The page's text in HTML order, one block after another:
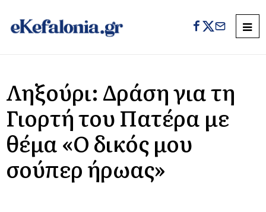
Ληξούρι: Δράση για τη
Γιορτή του Πατέρα με
θέμα «Ο δικός μου
σούπερ ήρωας»